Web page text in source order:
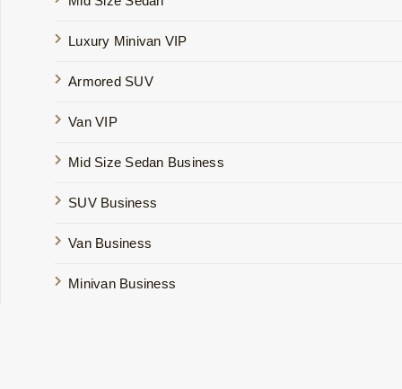
Luxury Minivan VIP
Armored SUV
Van VIP
Mid Size Sedan Business
SUV Business
Van Business
Minivan Business